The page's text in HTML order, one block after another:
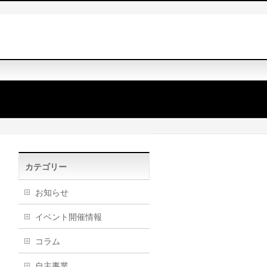
カテゴリー
お知らせ
イベント開催情報
コラム